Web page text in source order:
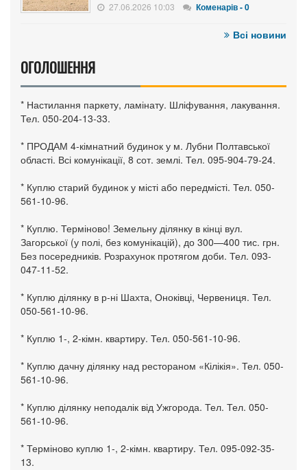
27.06.2026 10:03 Коменарів - 0
Всі новини
ОГОЛОШЕННЯ
* Настилання паркету, ламінату. Шліфування, лакування.
Тел. 050-204-13-33.
* ПРОДАМ 4-кімнатний будинок у м. Лубни Полтавської
області. Всі комунікації, 8 сот. землі. Тел. 095-904-79-24.
* Куплю старий будинок у місті або передмісті. Тел. 050-
561-10-96.
* Куплю. Терміново! Земельну ділянку в кінці вул.
Загорської (у полі, без комунікацій), до 300—400 тис. грн.
Без посередників. Розрахунок протягом доби. Тел. 093-
047-11-52.
* Куплю ділянку в р-ні Шахта, Оноківці, Червениця. Тел.
050-561-10-96.
* Куплю 1-, 2-кімн. квартиру. Тел. 050-561-10-96.
* Куплю дачну ділянку над рестораном «Кілікія». Тел. 050-
561-10-96.
* Куплю ділянку неподалік від Ужгорода. Тел. Тел. 050-
561-10-96.
* Терміново куплю 1-, 2-кімн. квартиру. Тел. 095-092-35-
13.